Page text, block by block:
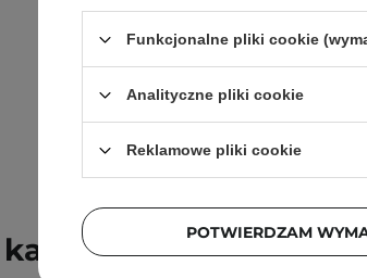
dodają wnętrzom
aromatem przez
Czytaj więcej
Funkcjonalne pliki cookie
Analityczne pliki cookie
Reklamowe pliki cookie
POTWIERDZAM